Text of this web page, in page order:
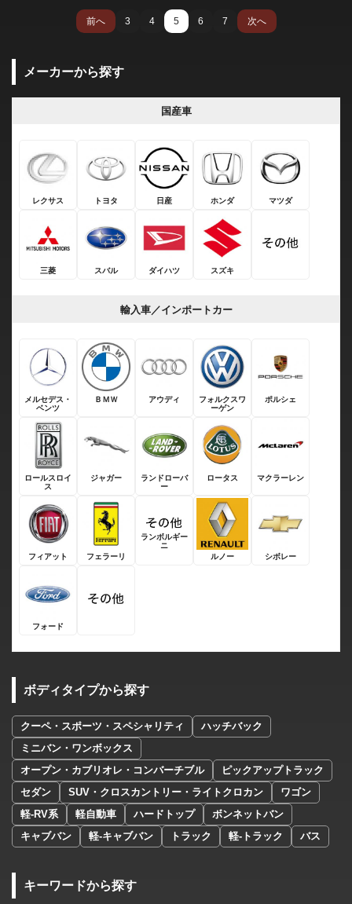
前へ 3 4 5 6 7 次へ
メーカーから探す
国産車
レクサス トヨタ 日産 ホンダ マツダ
三菱 スバル ダイハツ スズキ
輸入車／インポートカー
メルセデス・
ベンツ
ＢＭＷ アウディ
フォルクスワ
ーゲン
ポルシェ
ロールスロイ
ス
ジャガー
ランドローバ
ー
ロータス マクラーレン
フィアット フェラーリ
ランボルギー
ニ
ルノー
シボレー
フォード
ボディタイプから探す
クーペ・スポーツ・スペシャリティ
ハッチバック
ミニバン・ワンボックス
オープン・カブリオレ・コンバーチブル
ピックアップトラック
セダン
SUV・クロスカントリー・ライトクロカン
ワゴン
軽-RV系
軽自動車 ハードトップ
ボンネットバン
キャブバン
軽-キャブバン トラック 軽-トラック バス
キーワードから探す